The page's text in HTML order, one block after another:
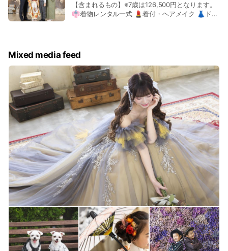
【含まれるもの】※7歳は126,500円となります。
👘着物レンタル一式 💄着付・ヘアメイク 👗ドレ
ム料金が半額となります
Mixed media feed